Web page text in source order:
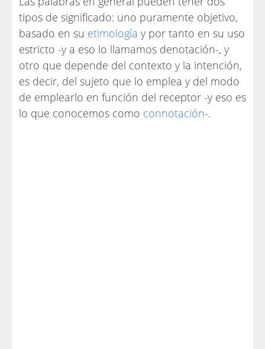
tipos de significado: uno puramente objetivo,
basado en su etimología y por tanto en su uso
estricto -y a eso lo llamamos denotación-, y
otro que depende del contexto y la intención,
es decir, del sujeto que lo emplea y del modo
de emplearlo en función del receptor -y eso es
lo que conocemos como connotación-.